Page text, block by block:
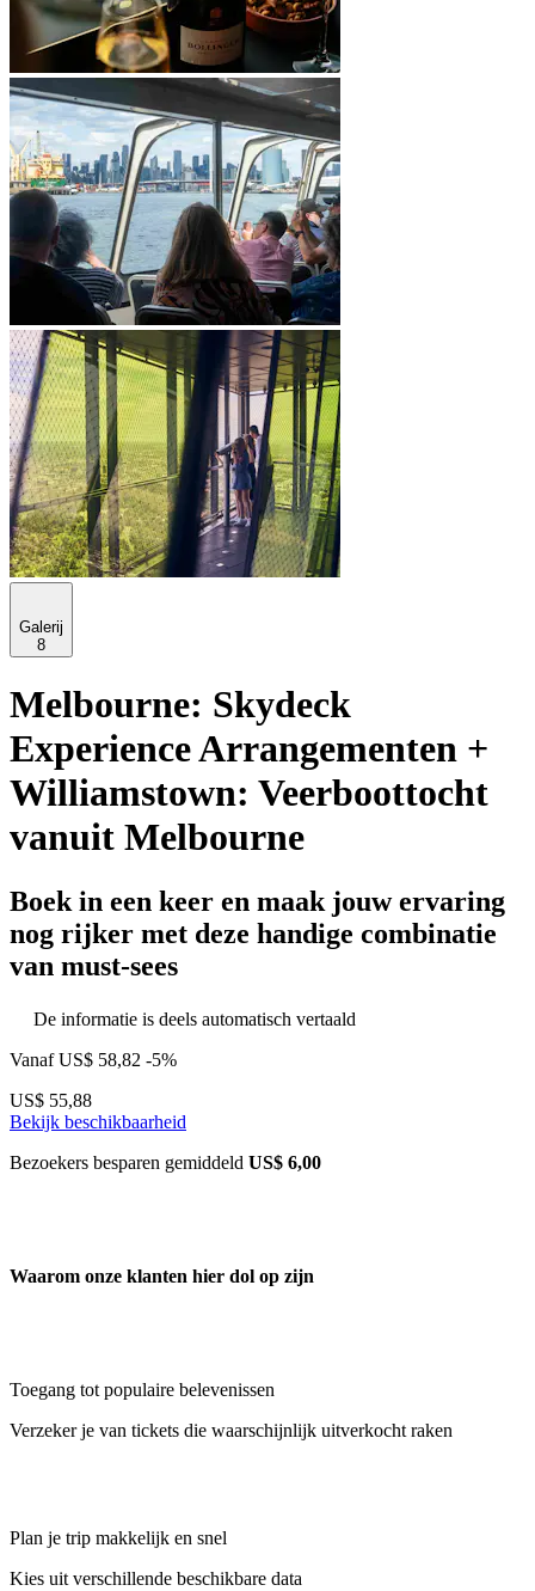
Galerij
8
Melbourne: Skydeck
Experience Arrangementen +
Williamstown: Veerboottocht
vanuit Melbourne
Boek in een keer en maak jouw ervaring
nog rijker met deze handige combinatie
van must-sees
De informatie is deels automatisch vertaald
VanafUS$ 58,82 -5%
US$ 55,88
Bekijk beschikbaarheid
Bezoekers besparen gemiddeld US$ 6,00
Waarom onze klanten hier dol op zijn
Toegang tot populaire belevenissen
Verzeker je van tickets die waarschijnlijk uitverkocht raken
Plan je trip makkelijk en snel
Kies uit verschillende beschikbare data